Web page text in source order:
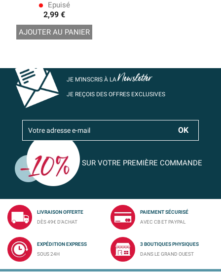
lens Epuisé
2,99 €
AJOUTER AU PANIER
JE M’INSCRIS À LANewsletter
JE REÇOIS DES OFFRES EXCLUSIVES
SUR VOTRE PREMIÈRE COMMANDE
LIVRAISON OFFERTE
DÈS 49€ D'ACHAT
PAIEMENT SÉCURISÉ
AVEC CB ET PAYPAL
EXPÉDITION EXPRESS
SOUS 24H
3 BOUTIQUES PHYSIQUES
DANS LE GRAND OUEST